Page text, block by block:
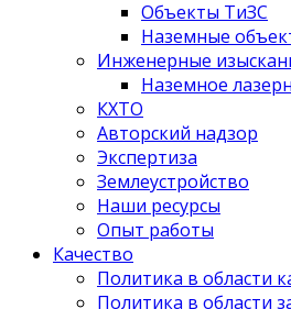
Объекты ТиЗС
Наземные
Инженерные
Наземное
КХТО
Авторский надзор
Экспертиза
Землеустройство
Наши ресурсы
Опыт работы
Качество
Политика в области
Политика в области